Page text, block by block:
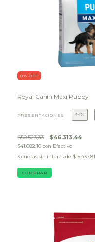
8% OFF
Royal Canin Maxi Puppy
PRESENTACIONES 3KG
$50.523,33 $46.313,44
$41.682,10con Efectivo
3 cuotas sin interés de $15.437,81
COMPRAR